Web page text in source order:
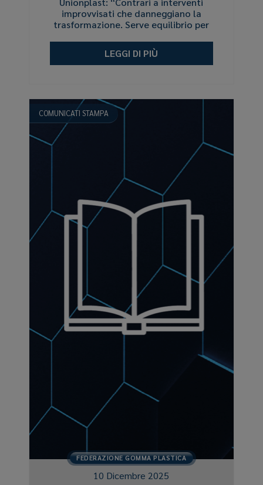
improvvisati che danneggiano la
trasformazione. Serve equilibrio per
LEGGI DI PIÙ
COMUNICATI STAMPA
FEDERAZIONE GOMMA PLASTICA
10 Dicembre 2025